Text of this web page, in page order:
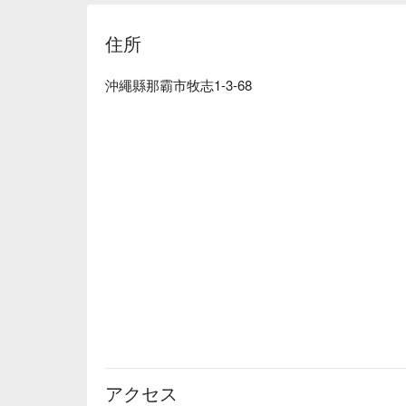
【More Recommendations】
Prefectural Monorail Kokusai-dori Station, making
住所
沖繩縣那霸市牧志1-3-68
アクセス